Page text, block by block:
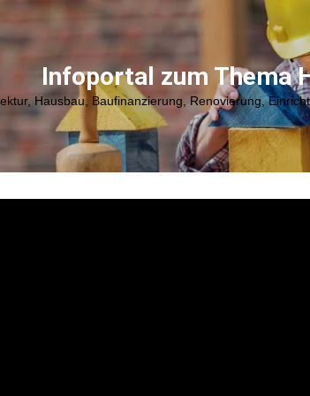
Infoportal zum Thema
Hausbau, Baufinanzierung, Renovierung,